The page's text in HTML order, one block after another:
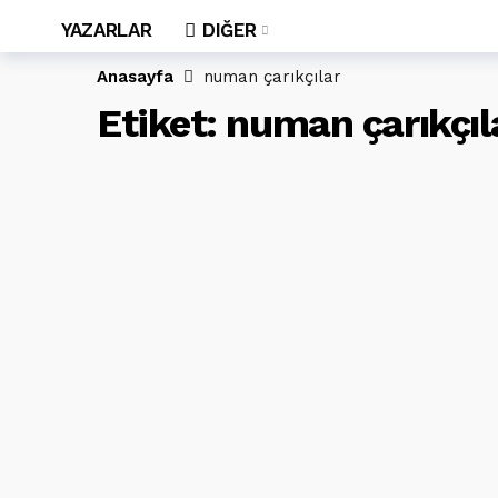
YAZARLAR DIĞER
Anasayfa numan çarıkçılar
Etiket: numan